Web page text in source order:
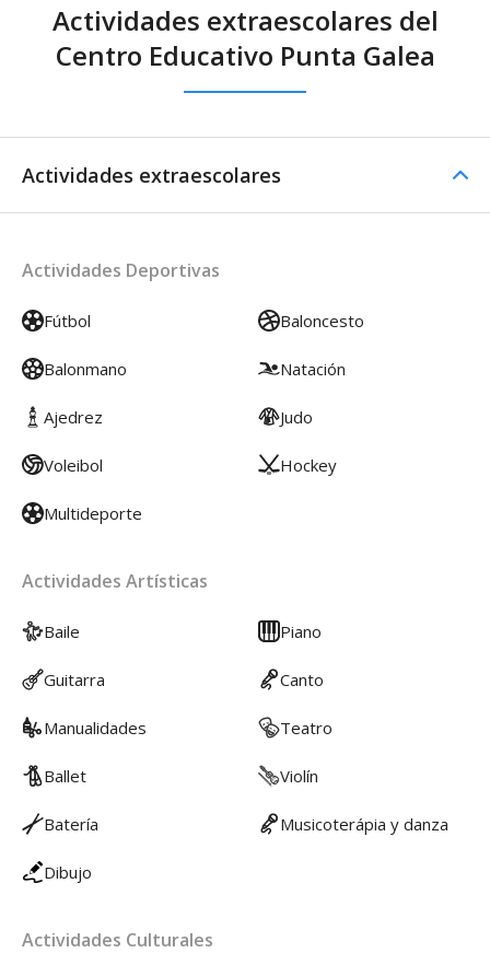
Actividades extraescolares del
Centro Educativo Punta Galea
Actividades extraescolares
Actividades Deportivas
Fútbol Baloncesto
Balonmano Natación
Ajedrez Judo
Voleibol Hockey
Multideporte
Actividades Artísticas
Baile Piano
Guitarra Canto
Manualidades Teatro
Ballet Violín
Batería Musicoterápia y danza
Dibujo
Actividades Culturales